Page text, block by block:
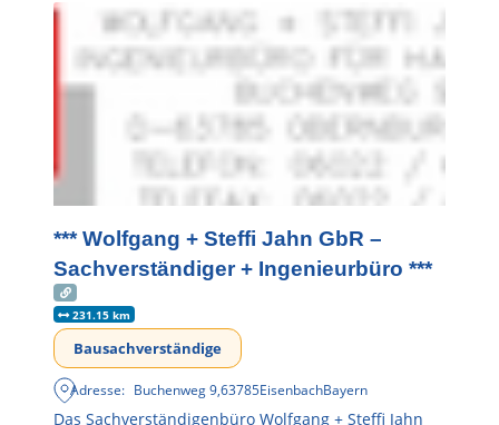
*** Wolfgang + Steffi Jahn GbR –
Sachverständiger + Ingenieurbüro ***
231.15 km
Bausachverständige
Adresse: Buchenweg 9,63785EisenbachBayern
Das Sachverständigenbüro Wolfgang + Steffi Jahn